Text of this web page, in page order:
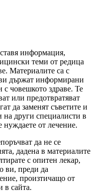
информация,
теми от редица
Материалите са с
държат информирани
с човешкото здраве. Те
или предотвратяват
да заменят съветите и
други специалисти в
нуждаете от лечение.
да не се
дадена в материалите
с опитен лекар,
ви, преди да
произтичащо от
в сайта.